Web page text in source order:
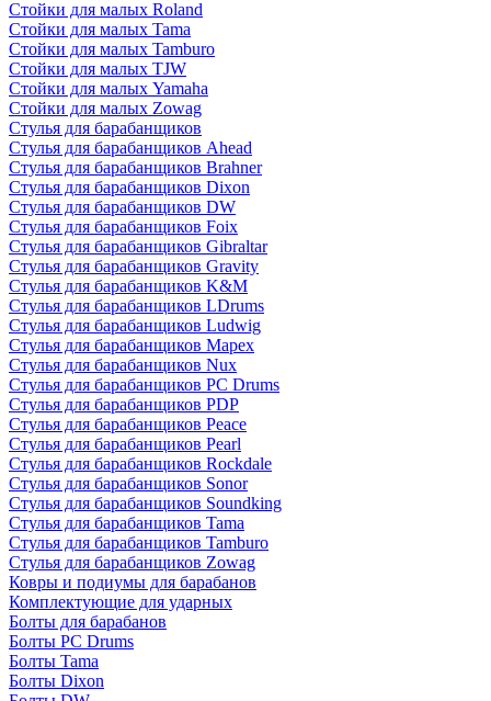
Стойки для малых Roland
Стойки для малых Tama
Стойки для малых Tamburo
Стойки для малых TJW
Стойки для малых Yamaha
Стойки для малых Zowag
Стулья для барабанщиков
Стулья для барабанщиков Ahead
Стулья для барабанщиков Brahner
Стулья для барабанщиков Dixon
Стулья для барабанщиков DW
Стулья для барабанщиков Foix
Стулья для барабанщиков Gibraltar
Стулья для барабанщиков Gravity
Стулья для барабанщиков K&M
Стулья для барабанщиков LDrums
Стулья для барабанщиков Ludwig
Стулья для барабанщиков Mapex
Стулья для барабанщиков Nux
Стулья для барабанщиков PC Drums
Стулья для барабанщиков PDP
Стулья для барабанщиков Peace
Стулья для барабанщиков Pearl
Стулья для барабанщиков Rockdale
Стулья для барабанщиков Sonor
Стулья для барабанщиков Soundking
Стулья для барабанщиков Tama
Стулья для барабанщиков Tamburo
Стулья для барабанщиков Zowag
Ковры и подиумы для барабанов
Комплектующие для ударных
Болты для барабанов
Болты PC Drums
Болты Tama
Болты Dixon